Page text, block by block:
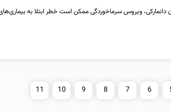
دانمارکی، ویروس سرماخوردگی ممکن است خطر ابتلا به
6
7
8
9
10
11